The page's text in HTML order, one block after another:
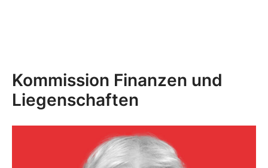
Kommission Finanzen und
Liegenschaften